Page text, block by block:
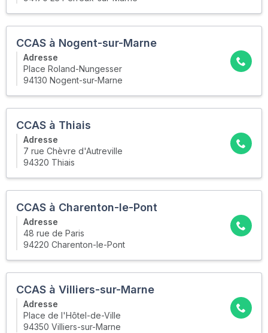
CCAS à Nogent-sur-Marne
Adresse
Place Roland-Nungesser
94130 Nogent-sur-Marne
CCAS à Thiais
Adresse
7 rue Chèvre d'Autreville
94320 Thiais
CCAS à Charenton-le-Pont
Adresse
48 rue de Paris
94220 Charenton-le-Pont
CCAS à Villiers-sur-Marne
Adresse
Place de l'Hôtel-de-Ville
94350 Villiers-sur-Marne